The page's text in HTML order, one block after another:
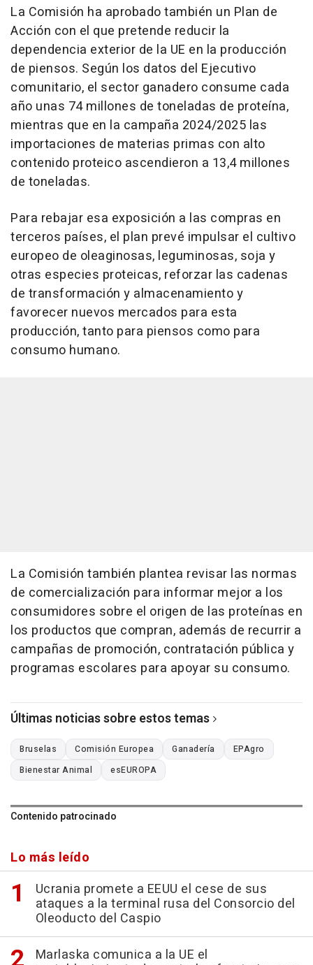
La Comisión ha aprobado también un Plan de
Acción con el que pretende reducir la
dependencia exterior de la UE en la producción
de piensos. Según los datos del Ejecutivo
comunitario, el sector ganadero consume cada
año unas 74 millones de toneladas de proteína,
mientras que en la campaña 2024/2025 las
importaciones de materias primas con alto
contenido proteico ascendieron a 13,4 millones
de toneladas.
Para rebajar esa exposición a las compras en
terceros países, el plan prevé impulsar el cultivo
europeo de oleaginosas, leguminosas, soja y
otras especies proteicas, reforzar las cadenas
de transformación y almacenamiento y
favorecer nuevos mercados para esta
producción, tanto para piensos como para
consumo humano.
La Comisión también plantea revisar las normas
de comercialización para informar mejor a los
consumidores sobre el origen de las proteínas en
los productos que compran, además de recurrir a
campañas de promoción, contratación pública y
programas escolares para apoyar su consumo.
Últimas noticias sobre estos temas
Bruselas Comisión Europea Ganadería
EPAgro
Bienestar Animal
esEUROPA
Contenido patrocinado
Lo más leído
Ucrania promete a EEUU el cese de sus
ataques a la terminal rusa del Consorcio del
Oleoducto del Caspio
Marlaska comunica a la UE el